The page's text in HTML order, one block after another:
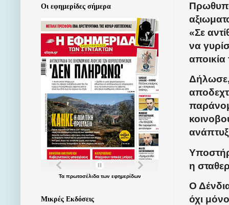
«Σε
να
Δήλωσε,
η
Ο
όχι
Οι εφημερίδες σήμερα
Τα πρωτοσέλιδατων εφημερίδων
Μικρές Εκδόσεις